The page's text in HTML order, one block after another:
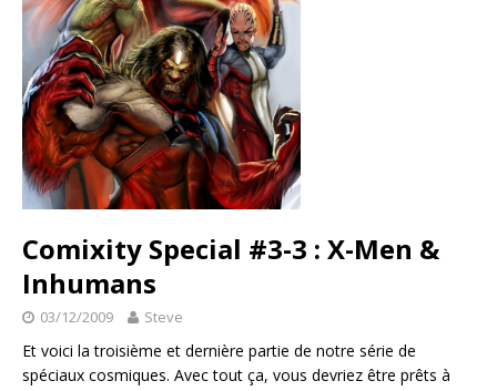
Comixity Special #3-3 : X-Men &
Inhumans
03/12/2009 Steve
Et voici la troisième et dernière partie de notre série de
spéciaux cosmiques. Avec tout ça, vous devriez être prêts à